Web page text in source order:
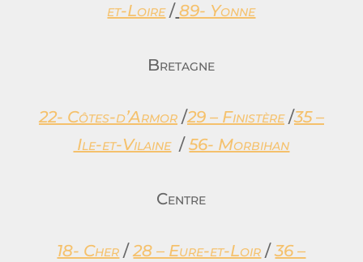
et-Loire / 89- Yonne
Bretagne
22- Côtes-d’Armor /29 – Finistère /35 –
Ile-et-Vilaine /56- Morbihan
Centre
18- Cher / 28 – Eure-et-Loir / 36 –